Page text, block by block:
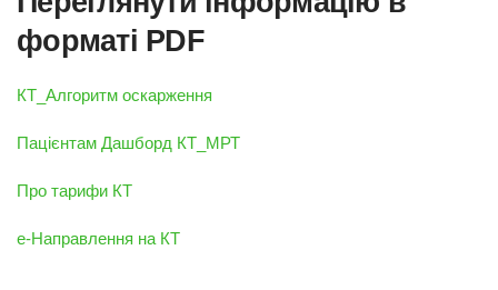
форматі PDF
КТ_Алгоритм оскарження
Пацієнтам Дашборд КТ_МРТ
Про тарифи КТ
е-Направлення на КТ